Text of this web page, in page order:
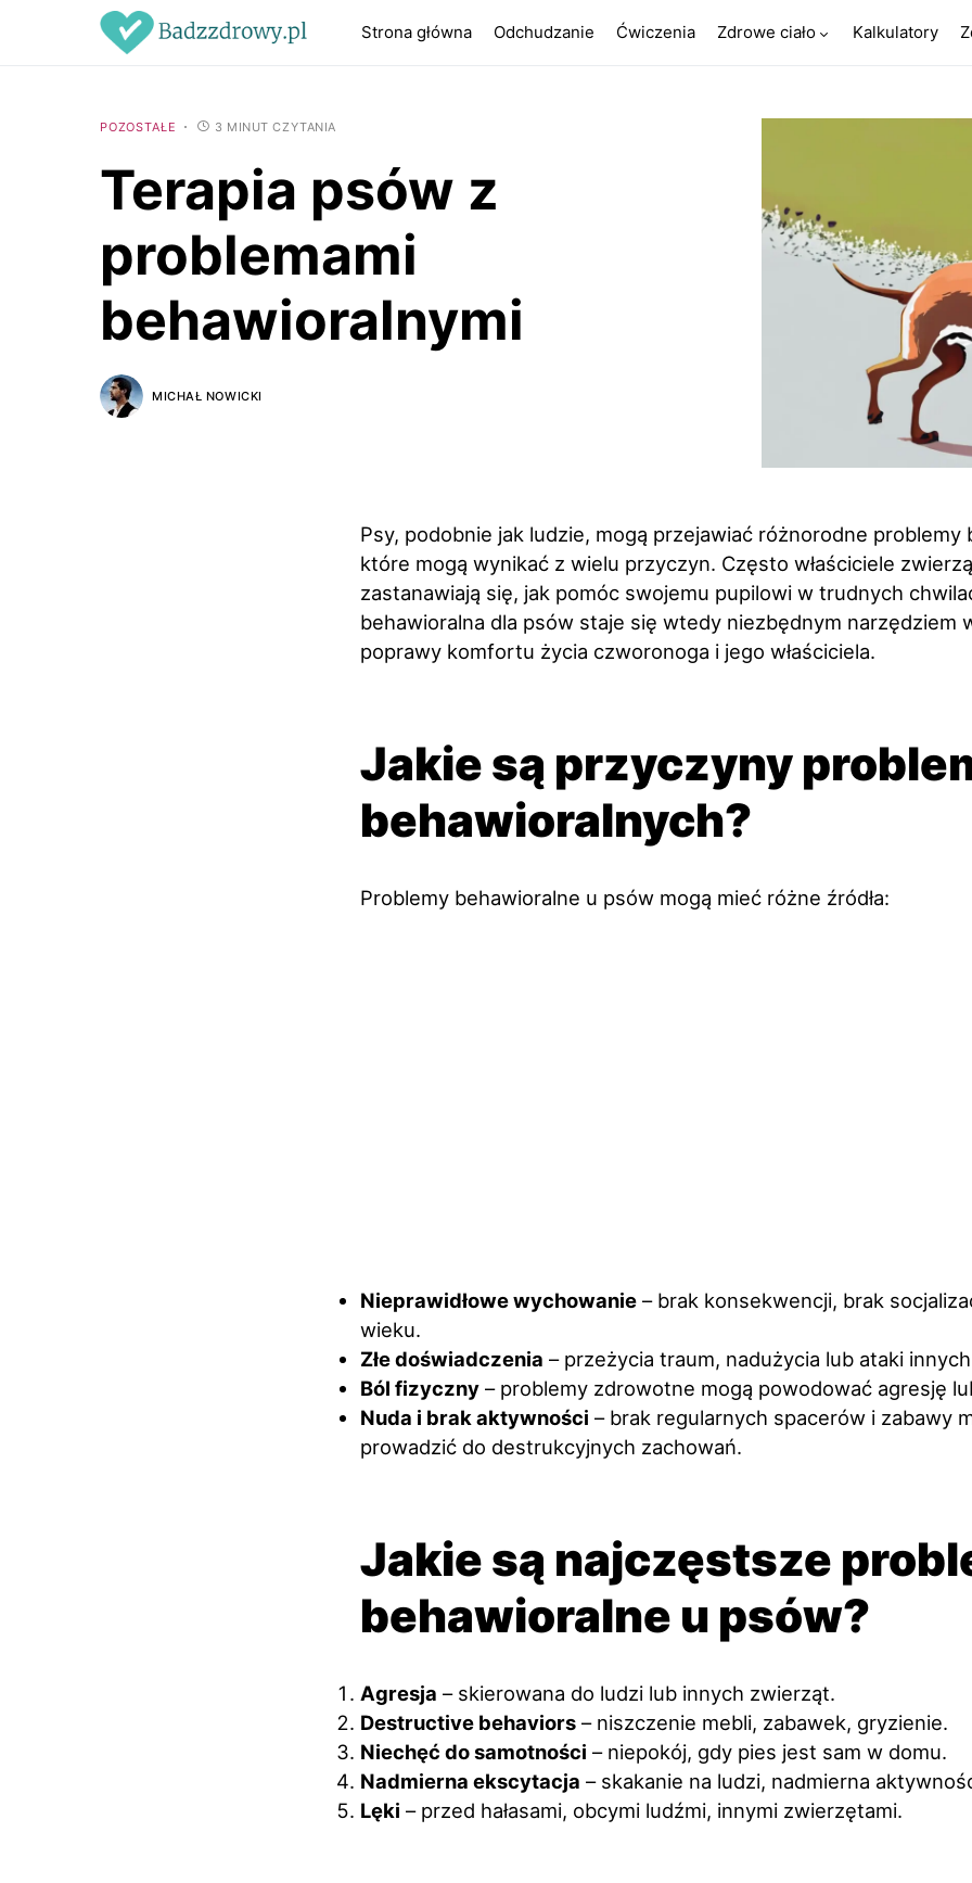
Strona główna Odchudzanie Ćwiczenia Zdrowe ciało Kalkulatory
POZOSTAŁE 3 MINUT CZYTANIA
Terapia psów z
problemami
behawioralnymi
MICHAŁ NOWICKI
Psy, podobnie jak ludzie, mogą przejawiać różnorodne problemy
które mogą wynikać z wielu przyczyn. Często właściciele
zastanawiają się, jak pomóc swojemu pupilowi w trudnych
behawioralna dla psów staje się wtedy niezbędnym narzędziem
poprawy komfortu życia czworonoga i jego właściciela.
Jakie są przyczyny
behawioralnych?
Problemy behawioralne u psów mogą mieć różne źródła:
Nieprawidłowe wychowanie – brak konsekwencji, brak
wieku.
Złe doświadczenia – przeżycia traum, nadużycia lub ataki
Ból fizyczny – problemy zdrowotne mogą powodować agresję
Nuda i brak aktywności – brak regularnych spacerów i zabawy
prowadzić do destrukcyjnych zachowań.
Jakie są najczęstsze
behawioralne u psów?
Agresja – skierowana do ludzi lub innych zwierząt.
Destructive behaviors – niszczenie mebli, zabawek, gryzienie.
Niechęć do samotności – niepokój, gdy pies jest sam w domu.
Nadmierna ekscytacja – skakanie na ludzi, nadmierna
Lęki – przed hałasami, obcymi ludźmi, innymi zwierzętami.